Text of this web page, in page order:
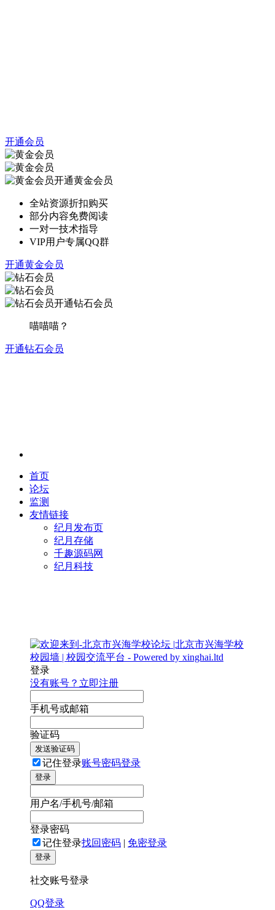
开通会员
开通黄金会员
全站资源折扣购买
部分内容免费阅读
一对一技术指导
VIP用户专属QQ群
开通黄金会员
开通钻石会员
喵喵喵？
开通钻石会员
首页
论坛
监测
友情链接
纪月发布页
纪月存储
千趣源码网
纪月科技
登录
没有账号？立即注册
手机号或邮箱
验证码
发送验证码
记住登录账号密码登录
登录
用户名/手机号/邮箱
登录密码
记住登录找回密码 | 免密登录
登录
社交账号登录
QQ登录